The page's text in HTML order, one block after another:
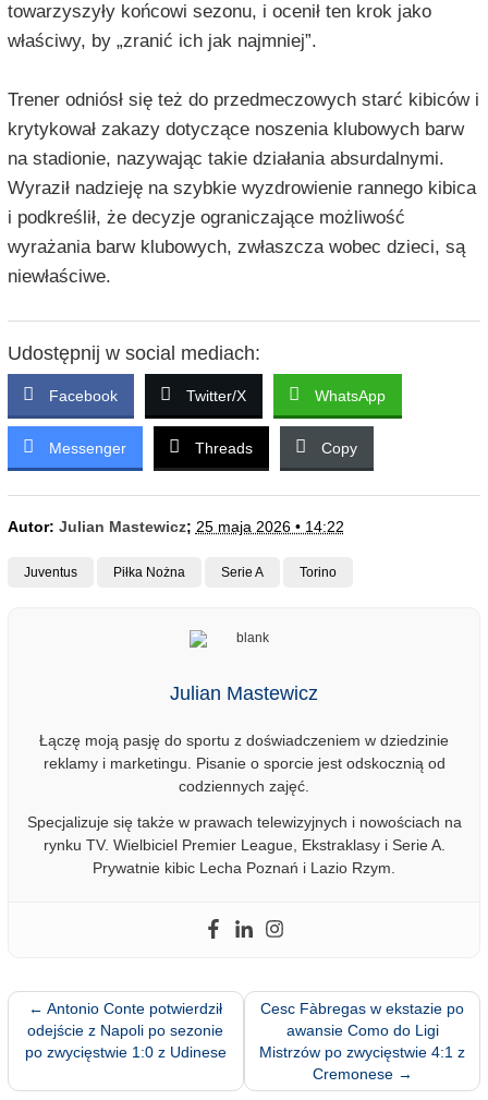
towarzyszyły końcowi sezonu, i ocenił ten krok jako
właściwy, by „zranić ich jak najmniej”.
Trener odniósł się też do przedmeczowych starć kibiców i
krytykował zakazy dotyczące noszenia klubowych barw
na stadionie, nazywając takie działania absurdalnymi.
Wyraził nadzieję na szybkie wyzdrowienie rannego kibica
i podkreślił, że decyzje ograniczające możliwość
wyrażania barw klubowych, zwłaszcza wobec dzieci, są
niewłaściwe.
Udostępnij w social mediach:
Facebook Twitter/X WhatsApp
Messenger Threads Copy
Autor: Julian Mastewicz; 25 maja 2026 • 14:22
Juventus Piłka Nożna Serie A Torino
Julian Mastewicz
Łączę moją pasję do sportu z doświadczeniem w dziedzinie
reklamy i marketingu. Pisanie o sporcie jest odskocznią od
codziennych zajęć.
Specjalizuje się także w prawach telewizyjnych i nowościach na
rynku TV. Wielbiciel Premier League, Ekstraklasy i Serie A.
Prywatnie kibic Lecha Poznań i Lazio Rzym.
← Antonio Conte potwierdził
odejście z Napoli po sezonie
po zwycięstwie 1:0 z Udinese
Cesc Fàbregas w ekstazie po
awansie Como do Ligi
Mistrzów po zwycięstwie 4:1 z
Cremonese →